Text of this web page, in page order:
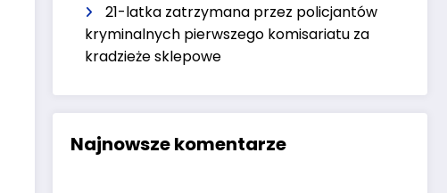
21-latka zatrzymana przez policjantów
kryminalnych pierwszego komisariatu za
kradzieże sklepowe
Najnowsze komentarze